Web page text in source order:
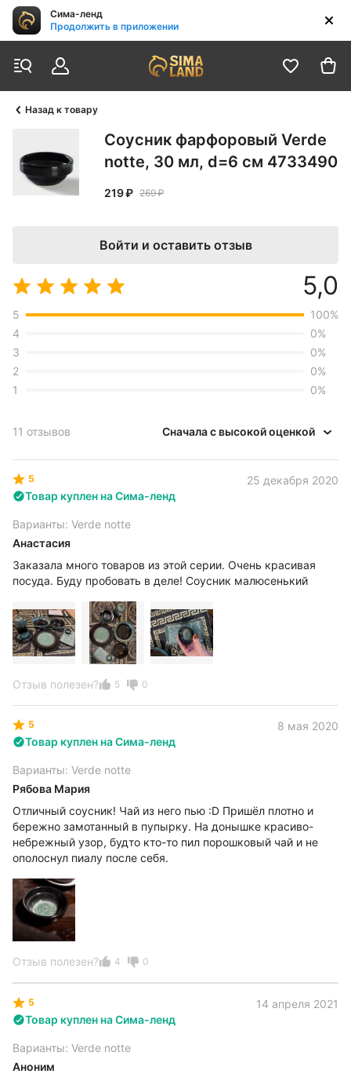
Сима-ленд
Продолжить в приложении
Назад к товару
Соусник фарфоровый Verde
notte, 30 мл, d=6 см 4733490
219 ₽ 269 ₽
Войти и оставить отзыв
5,0
5 100%
4
0%
3
0%
2
0%
1
0%
11 отзывов Сначала с высокой оценкой
5
25 декабря 2020
Товар куплен на Сима-ленд
Варианты: Verde notte
Анастасия
Заказала много товаров из этой серии. Очень красивая
посуда. Буду пробовать в деле! Соусник малюсенький
Отзыв полезен? 5 0
5
8 мая 2020
Товар куплен на Сима-ленд
Варианты: Verde notte
Рябова Мария
Отличный соусник! Чай из него пью :D Пришёл плотно и
бережно замотанный в пупырку. На донышке красиво-
небрежный узор, будто кто-то пил порошковый чай и не
ополоснул пиалу после себя.
Отзыв полезен? 4 0
5
14 апреля 2021
Товар куплен на Сима-ленд
Варианты: Verde notte
Аноним